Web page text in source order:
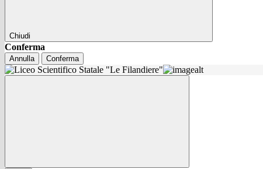
Chiudi
Conferma
Annulla Conferma